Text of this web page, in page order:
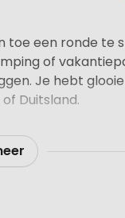
toe een ronde te
of
Je hebt
Duitsland.
starten
luxer. Of je nu
je
stacaravan